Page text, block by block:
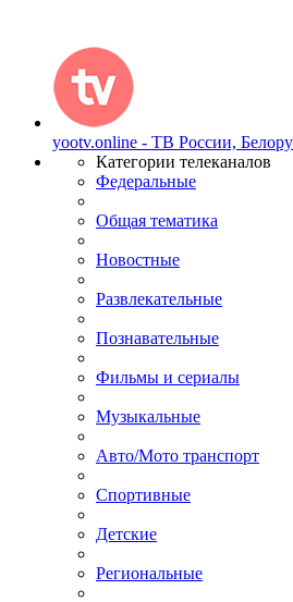
yootv.online - ТВ России,
Категории телеканалов
Федеральные
Общая тематика
Новостные
Развлекательные
Познавательные
Фильмы и сериалы
Музыкальные
Авто/Мото транспорт
Спортивные
Детские
Региональные